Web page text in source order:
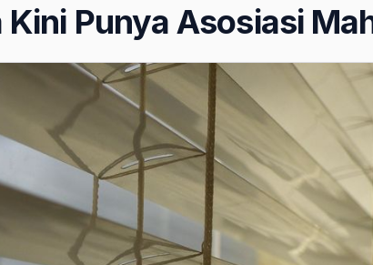
Kini Punya Asosiasi